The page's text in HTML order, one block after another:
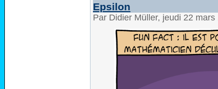
Epsilon
Par Didier Müller, jeudi 22